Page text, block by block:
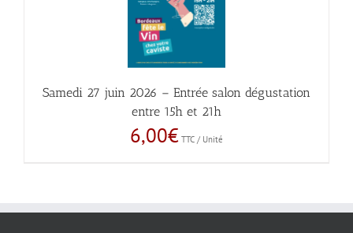
Samedi 27 juin 2026 – Entrée salon dégustation
entre 15h et 21h
6,00€ TTC / Unité